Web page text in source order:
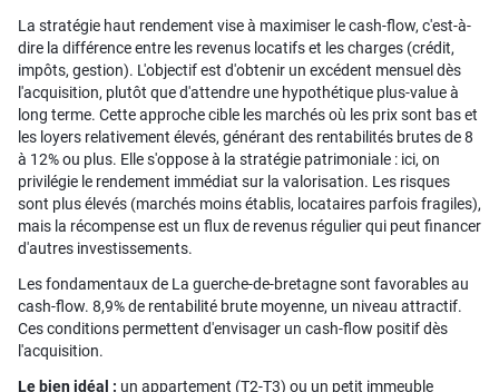
La stratégie haut rendement vise à maximiser le cash-flow, c'est-à-
dire la différence entre les revenus locatifs et les charges (crédit,
impôts, gestion). L'objectif est d'obtenir un excédent mensuel dès
l'acquisition, plutôt que d'attendre une hypothétique plus-value à
long terme. Cette approche cible les marchés où les prix sont bas et
les loyers relativement élevés, générant des rentabilités brutes de 8
à 12% ou plus. Elle s'oppose à la stratégie patrimoniale : ici, on
privilégie le rendement immédiat sur la valorisation. Les risques
sont plus élevés (marchés moins établis, locataires parfois fragiles),
mais la récompense est un flux de revenus régulier qui peut financer
d'autres investissements.
Les fondamentaux de La guerche-de-bretagne sont favorables au
cash-flow. 8,9% de rentabilité brute moyenne, un niveau attractif.
Ces conditions permettent d'envisager un cash-flow positif dès
l'acquisition.
Le bien idéal : un appartement (T2-T3) ou un petit immeuble